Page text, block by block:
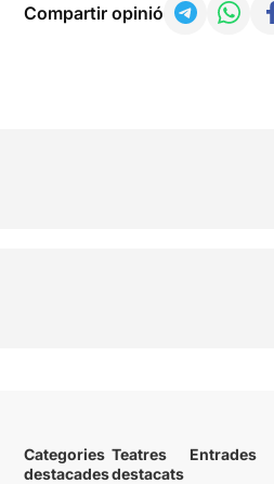
Compartir opinió
Categories
destacades
Teatres
destacats
Entrades